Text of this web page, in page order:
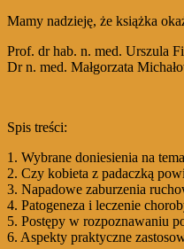
Mamy nadzieję, że książka
Prof. dr hab. n. med. Urszula
Dr n. med. Małgorzata
Spis treści:
1. Wybrane doniesienia na
2. Czy kobieta z padaczką
3. Napadowe zaburzenia
4. Patogeneza i leczenie
5. Postępy w rozpoznawaniu
6. Aspekty praktyczne